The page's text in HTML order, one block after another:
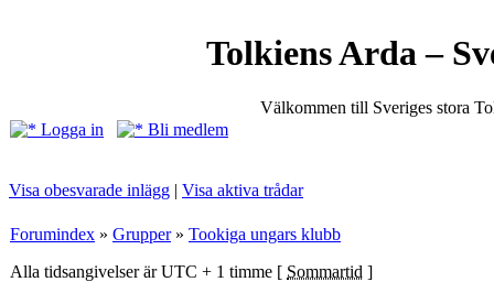
Tolkiens Arda –
Välkommen till Sveriges stora
Logga in
Bli medlem
Visa obesvarade inlägg | Visa aktiva trådar
Forumindex » Grupper» Tookiga ungars klubb
Alla tidsangivelser är UTC + 1 timme [ Sommartid ]